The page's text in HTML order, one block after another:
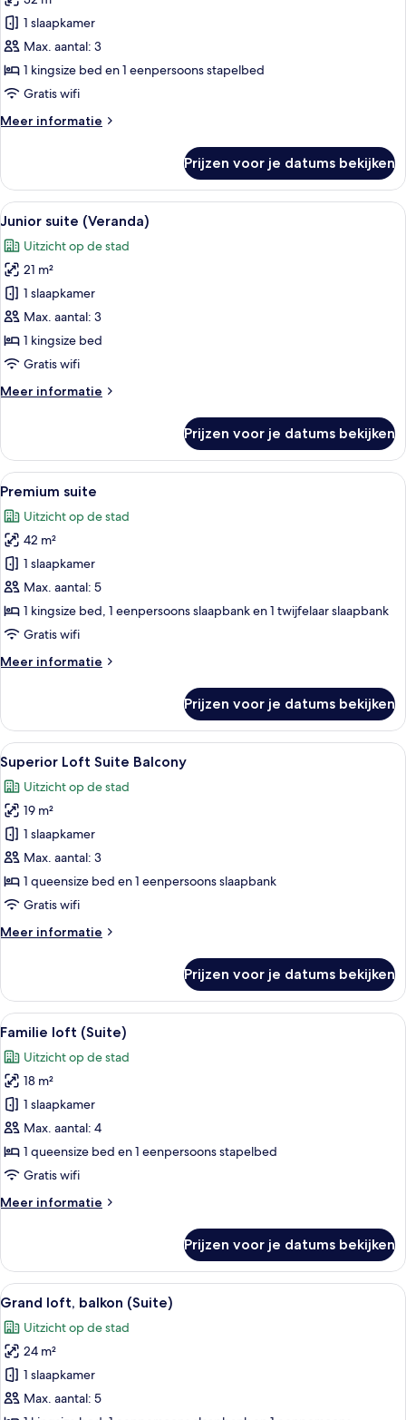
suite
laden
1 slaapkamer
Max. aantal: 3
1 kingsize bed en 1 eenpersoons stapelbed
Gratis wifi
Meer informatie
Meer
suite
Prijzen voor je datums bekijken
Alle
foto's
voor
Junior
suite
(Veranda)
laden
Een slaapkamer met een
5
Junior suite (Veranda)
Uitzicht op de stad
21 m²
1 slaapkamer
Max. aantal: 3
1 kingsize bed
Gratis wifi
Meer informatie
Meer
suite
(Veranda)
Prijzen voor je datums bekijken
Alle
foto's
voor
Premium
suite
laden
Een moderne hotelkamer met een
9
Premium suite
Uitzicht op de stad
42 m²
1 slaapkamer
Max. aantal: 5
1 kingsize bed, 1 eenpersoons slaapbank en 1 twijfelaar slaapbank
Gratis wifi
Meer informatie
Meer
suite
Prijzen voor je datums bekijken
Alle
foto's
voor
Superior
Loft
Suite
Balcony
laden
Een modern appartement met een
5
Superior Loft Suite Balcony
Uitzicht op de stad
19 m²
1 slaapkamer
Max. aantal: 3
1 queensize bed en 1 eenpersoons slaapbank
Gratis wifi
Meer informatie
Meer
Loft
Suite
Balcony
Prijzen voor je datums bekijken
Alle
foto's
voor
Familie
loft
(Suite)
laden
Een modern interieur met een trap,
10
Familie loft (Suite)
Uitzicht op de stad
18 m²
1 slaapkamer
Max. aantal: 4
1 queensize bed en 1 eenpersoons stapelbed
Gratis wifi
Meer informatie
Meer
loft
(Suite)
Prijzen voor je datums bekijken
Alle
foto's
voor
Grand
loft,
balkon
Een moderne woonkamer met een
10
Grand loft, balkon (Suite)
Uitzicht op de stad
24 m²
1 slaapkamer
Max. aantal: 5